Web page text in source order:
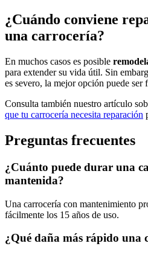
¿Cuándo conviene
una carrocería?
En muchos casos es posible
para extender su vida útil. Sin
es severo, la mejor opción puede ser
Consulta también nuestro artículo
que tu carrocería necesita reparación
Preguntas frecuentes
¿Cuánto puede durar una
mantenida?
Una carrocería con mantenimiento
fácilmente los 15 años de uso.
¿Qué daña más rápido una